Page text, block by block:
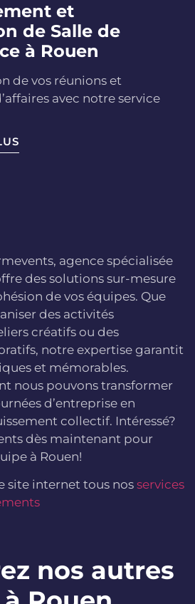
et
de Salle de
à Rouen
de vos réunions et
avec notre service
agence spécialisée
des solutions sur-mesure
de vos équipes. Que
des activités
créatifs ou des
notre expertise garantit
et mémorables.
nous pouvons transformer
d’entreprise en
collectif. Intéressé?
dès maintenant pour
à Rouen!
site internet tous nos services
nos autres